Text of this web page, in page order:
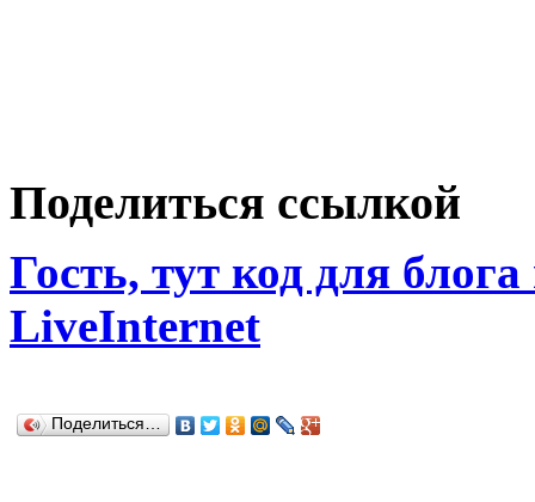
Поделиться ссылкой
Гость, тут код для
LiveInternet
Поделиться…